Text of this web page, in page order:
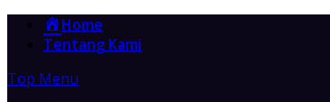
Home
Tentang Kami
Top Menu